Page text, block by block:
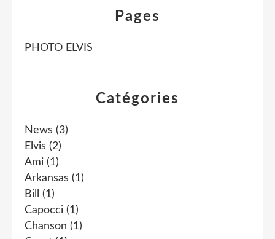
Catégories
News (3)
Elvis (2)
Ami (1)
Arkansas (1)
Bill
(1)
Capocci (1)
Chanson (1)
Pages
PHOTO ELVIS